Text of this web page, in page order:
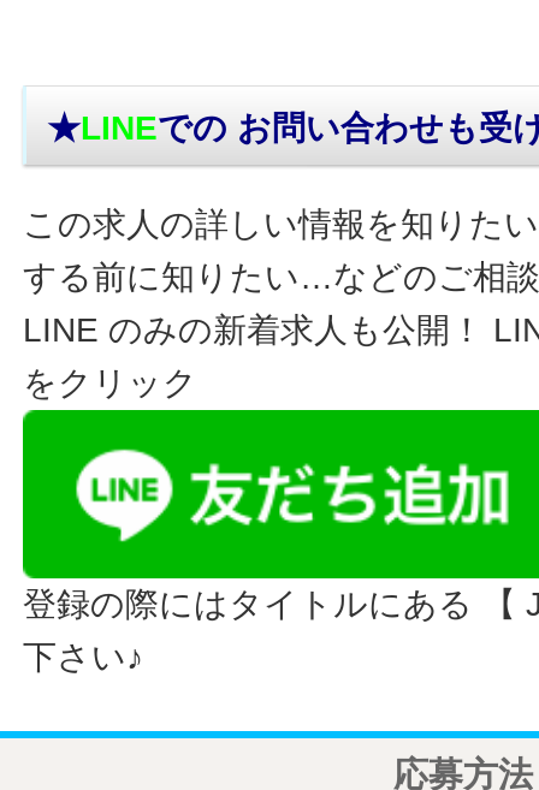
★LINEでの お問い合わせも受
この求人の詳しい情報を知りた
する前に知りたい…などのご相
LINE のみの新着求人も公開！
をクリック
登録の際にはタイトルにある 【
下さい♪
応募方法